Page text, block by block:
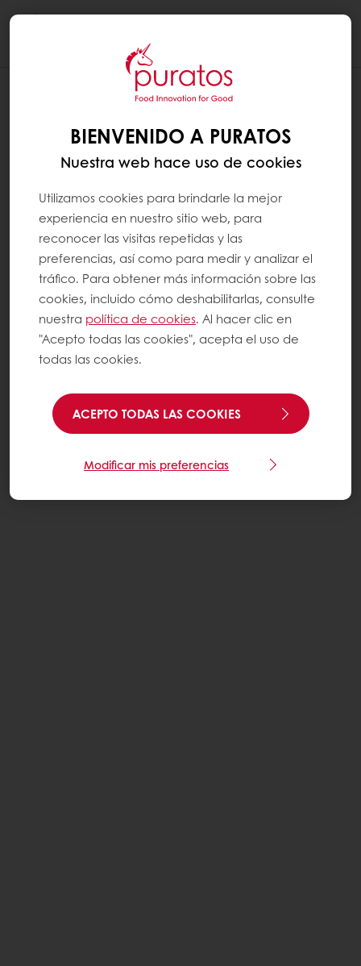
BIENVENIDO A PURATOS
Nuestra web hace uso de cookies
Utilizamos cookies para brindarle la mejor
experiencia en nuestro sitio web, para
reconocer las visitas repetidas y las
preferencias, así como para medir y analizar el
tráfico. Para obtener más información sobre las
cookies, incluido cómo deshabilitarlas, consulte
nuestra política de cookies. Al hacer clic en
"Acepto todas las cookies", acepta el uso de
todas las cookies.
ACEPTO TODAS LAS COOKIES
Modificar mis preferencias